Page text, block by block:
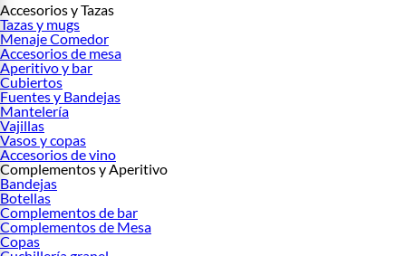
Accesorios y Tazas
Tazas y mugs
Menaje Comedor
Accesorios de mesa
Aperitivo y bar
Cubiertos
Fuentes y Bandejas
Mantelería
Vajillas
Vasos y copas
Accesorios de vino
Complementos y Aperitivo
Bandejas
Botellas
Complementos de bar
Complementos de Mesa
Copas